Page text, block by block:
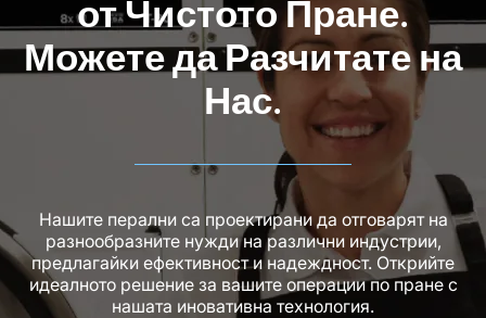
от Чистото Пране.
Можете да Разчитате на
Нас.
Нашите перални са проектирани да отговарят на
разнообразните нужди на различни индустрии,
предлагайки ефективност и надеждност. Открийте
идеалното решение за вашите операции по пране с
нашата иновативна технология.